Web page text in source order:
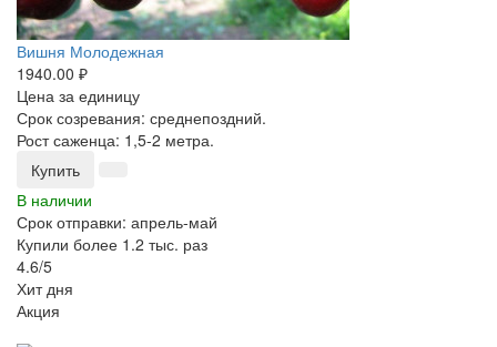
Вишня Молодежная
1940.00 ₽
Цена за единицу
Срок созревания: среднепоздний.
Рост саженца: 1,5-2 метра.
Купить
В наличии
Срок отправки: апрель-май
Купили более 1.2 тыс. раз
4.6/5
Хит дня
Акция